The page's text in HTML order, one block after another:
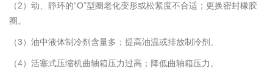
（2）动、静环的“O”型圈老化变形或松紧度不合适；更换密封橡胶
圈。
（3）油中液体制冷剂含量多；提高油温或排放制冷剂。
（4）活塞式压缩机曲轴箱压力过高；降低曲轴箱压力。